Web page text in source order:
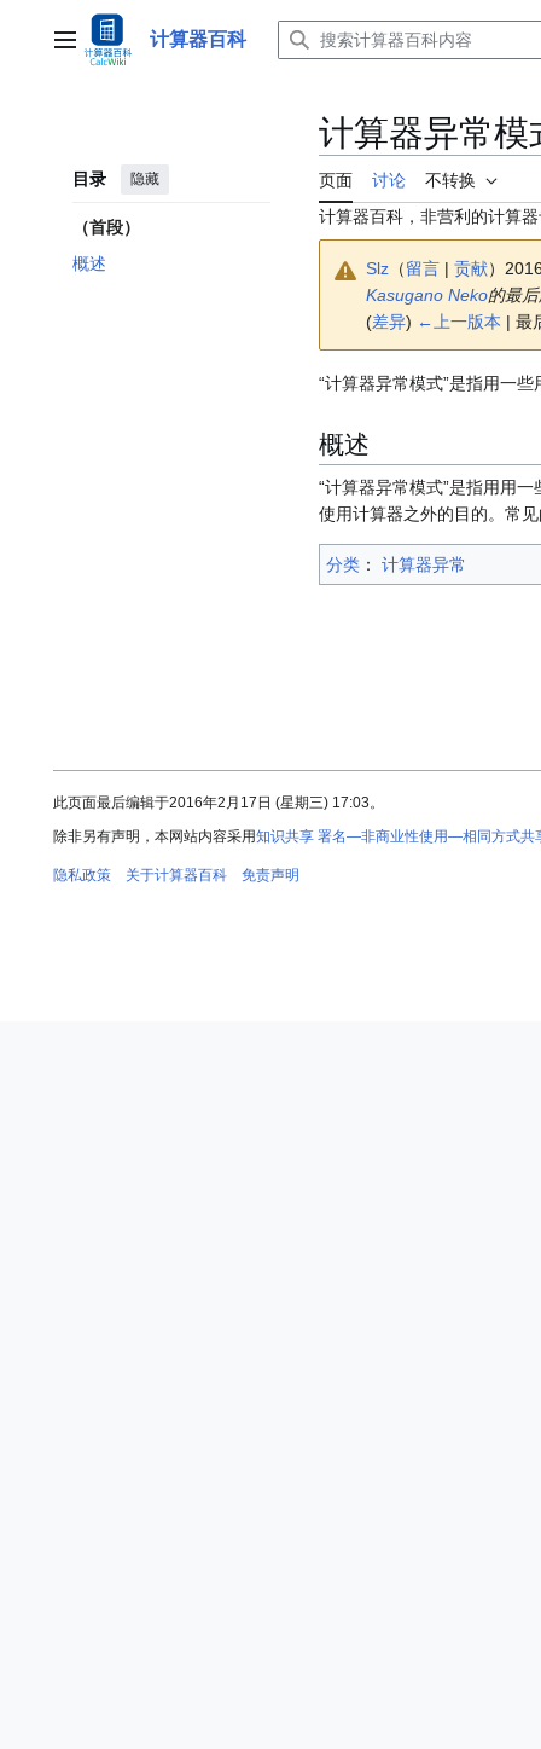
主菜单 计算器百科
目录 隐藏
（首段）
概述
计算器异常模
页面 讨论
不转换
计算器百科，非营利的计算
Slz （留言 | 贡献）
Kasugano Neko的最
(差异) ←上一版本 | 最
“计算器异常模式”是指用一
概述
“计算器异常模式”是指用用
使用计算器之外的目的。常
分类 ：​ 计算器异常
此页面最后编辑于2016年2月17日 (星期三) 17:03。
除非另有声明，本网站内容采用知识共享 署名—非商业性使用—相同方式共
隐私政策 关于计算器百科 免责声明